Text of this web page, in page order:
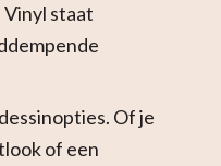
staat
Of je
of een